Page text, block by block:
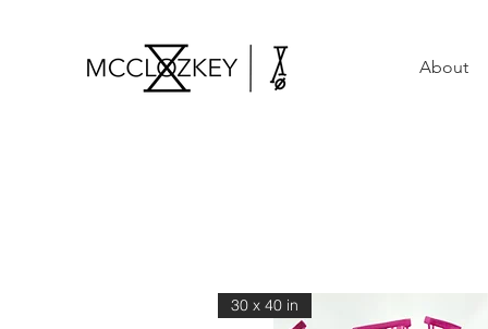
About
30 x 40 in